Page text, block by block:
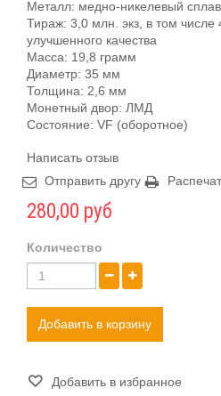
Металл: медно-никелевый сплав
Тираж: 3,0 млн. экз, в том числе
улучшенного качества
Масса: 19,8 грамм
Диаметр: 35 мм
Толщина: 2,6 мм
Монетный двор: ЛМД
Состояние: VF (оборотное)
Написать отзыв
Отправить другу
280,00 руб
Количество
Добавить в корзину
Добавить в избранное